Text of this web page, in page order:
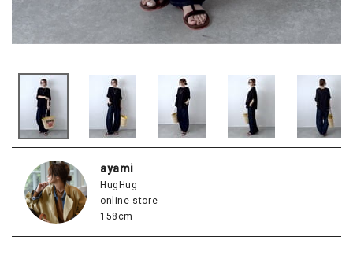
ayami
HugHug
online store
158cm